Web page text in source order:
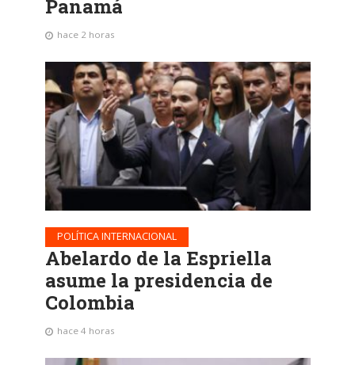
Panamá
hace 2 horas
POLÍTICA INTERNACIONAL
Abelardo de la Espriella
asume la presidencia de
Colombia
hace 4 horas